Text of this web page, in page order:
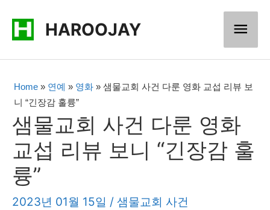
HAROOJAY
메
인
메
뉴
Home » 연예 » 영화 » 샘물교회 사건 다룬 영화 교섭 리뷰 보
니 “긴장감 훌륭”
샘물교회 사건 다룬 영화
교섭 리뷰 보니 “긴장감 훌
륭”
2023년 01월 15일 / 샘물교회 사건